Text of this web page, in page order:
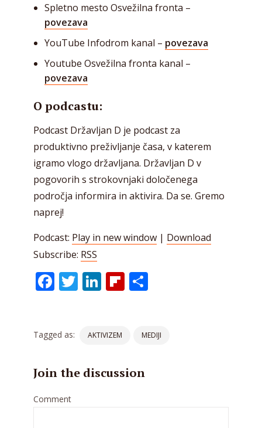
Spletno mesto Osvežilna fronta –
povezava
YouTube Infodrom kanal – povezava
Youtube Osvežilna fronta kanal –
povezava
O podcastu:
Podcast Državljan D je podcast za
produktivno preživljanje časa, v katerem
igramo vlogo državljana. Državljan D v
pogovorih s strokovnjaki določenega
področja informira in aktivira. Da se. Gremo
naprej!
Podcast: Play in new window | Download
Subscribe: RSS
Facebook
Twitter
LinkedIn
Flipboard
Tagged as: AKTIVIZEM MEDIJI
Join the discussion
Comment